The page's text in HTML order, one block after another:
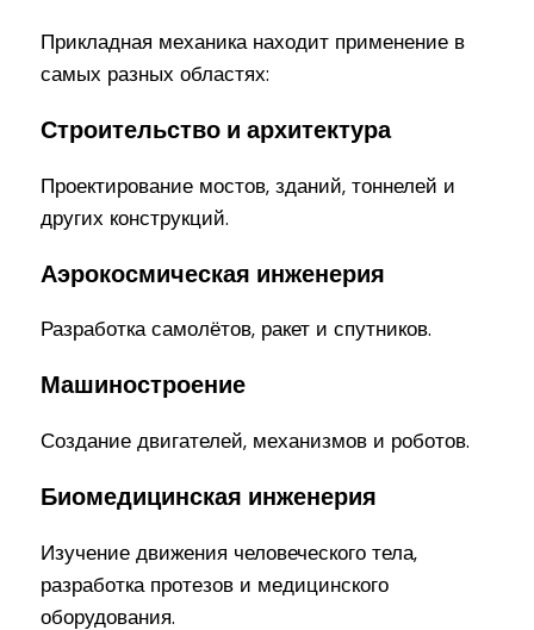
Прикладная механика находит применение в
самых разных областях:
Строительство и архитектура
Проектирование мостов, зданий, тоннелей и
других конструкций.
Аэрокосмическая инженерия
Разработка самолётов, ракет и спутников.
Машиностроение
Создание двигателей, механизмов и роботов.
Биомедицинская инженерия
Изучение движения человеческого тела,
разработка протезов и медицинского
оборудования.